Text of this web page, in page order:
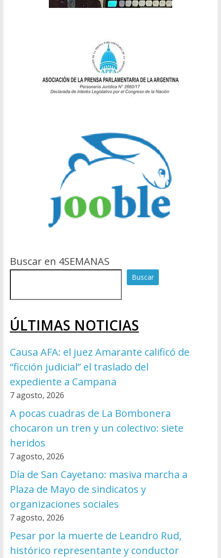
Buscar en 4SEMANAS
Buscar
ÚLTIMAS NOTICIAS
Causa AFA: el juez Amarante calificó de
“ficción judicial” el traslado del
expediente a Campana
7 agosto, 2026
A pocas cuadras de La Bombonera
chocaron un tren y un colectivo: siete
heridos
7 agosto, 2026
Día de San Cayetano: masiva marcha a
Plaza de Mayo de sindicatos y
organizaciones sociales
7 agosto, 2026
Pesar por la muerte de Leandro Rud,
histórico representante y conductor